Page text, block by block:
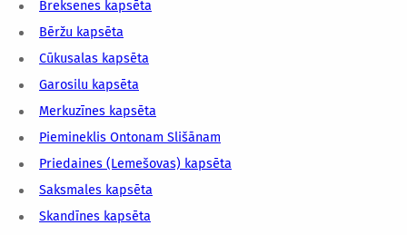
Breksenes kapsēta
Bēržu kapsēta
Cūkusalas kapsēta
Garosilu kapsēta
Merkuzīnes kapsēta
Piemineklis Ontonam Slišānam
Priedaines (Lemešovas) kapsēta
Saksmales kapsēta
Skandīnes kapsēta